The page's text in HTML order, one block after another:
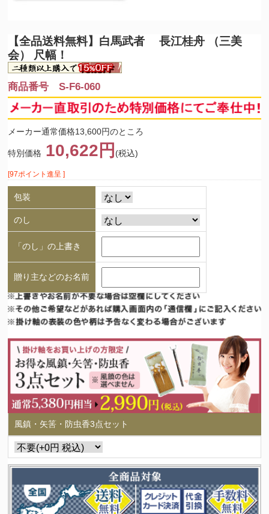
【全品送料無料】 白馬武者 長江桂舟 （三美
会） 尺幅！
商品番号 S-F6-060
メーカー通常価格13,600円のところ
特別価格 10,622円 (税込)
[97ポイント進呈 ]
包装
のし
「のし」の上書き
贈り主などのお名前
風鎮・矢筈・防虫香3点セット